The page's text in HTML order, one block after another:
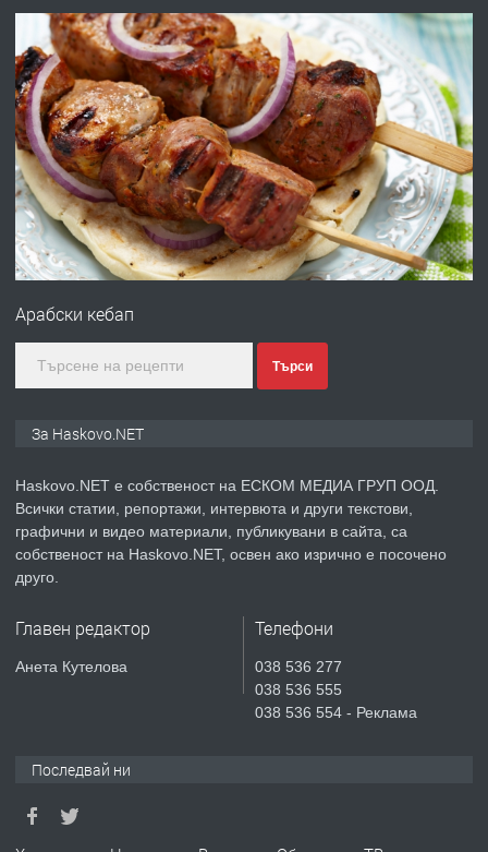
градската градина!
преди 2 дни
ПРЕДЛАГА
ПРОСТОРЕН ТРИСТАЕН
АПАРТАМЕНТ В НОВА СГРАДА КВ.
КУБА
преди 2 дни
ПРЕДЛАГА
Продавам парцел в гр. Хасково кв.
преди 2 дни
ПРЕДЛАГА
№4119 Едностаен обзаведен
Къртене на бетон! Събаряне на
Арабски кебап
Търси
За Haskovo.NET
Haskovo.NET е собственост на ЕСКОМ МЕДИА ГРУП ООД.
Всички статии, репортажи, интервюта и други текстови,
графични и видео материали, публикувани в сайта, са
собственост на Haskovo.NET, освен ако изрично е посочено
друго.
Главен редактор
Анета Кутелова
Телефони
038 536 277
038 536 555
038 536 554 - Реклама
Последвай ни